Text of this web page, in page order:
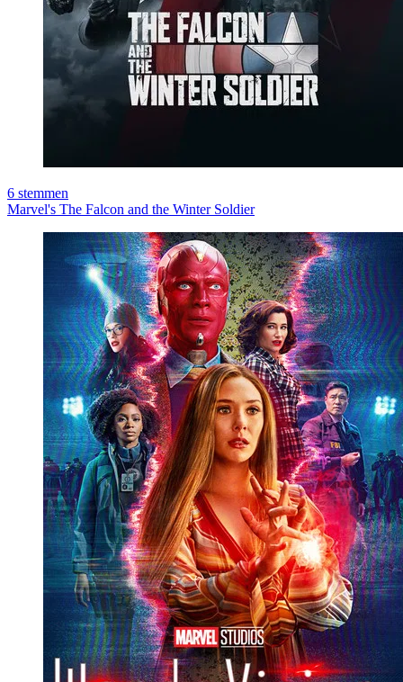
6 stemmen
Marvel's The Falcon and the Winter Soldier